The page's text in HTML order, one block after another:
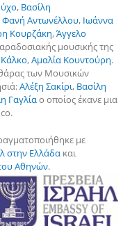
, Βασίλη
Φανή Αντωνέλλου, Ιωάννα
Κουρζάκη,Άγγελο
μουσικής της
,Αμαλία Κουντούρη.
των Μουσικών
Αλέξη Σακίρι, Βασίλη
Γαγλίαο οποίος έκανε μια
με
στην Ελλάδα και
Αθηνών.